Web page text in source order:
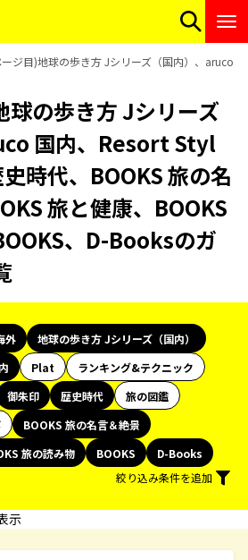
ジ目)地球の歩き方 Jシリーズ（国内）、aruco
球の歩き方 Jシリーズ
国内、Resort Styl
時代、BOOKS 旅の名
旅と健康、BOOKS
、D-Booksのガ
外
地球の歩き方 Jシリーズ（国内）
Plat
ランキング&テクニック
御朱印 歴史時代
旅の図鑑
BOOKS 旅の名言＆絶景
旅の読み物 BOOKS
D-Books
絞り込み条件を追加
示